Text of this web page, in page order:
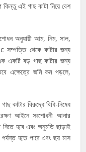
এই গাছ কাটা নিয়ে বেশ
অনুযায়ী আম, নিম, সাল,
থেকে কাটার জন্য
একটি বড় গাছ কাটার জন্য
এক্ষেত্রে জমি কম পড়লে,
কাটার বিরুদ্ধে বিধি-নিষেধ
আইনে সংশোধনী আনার
নিতে হবে এবং অনুমতি ছাড়াই
হতে পারে এবং ছয় মাস